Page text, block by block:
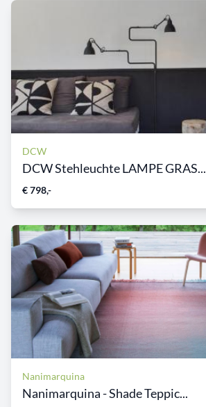
DCW
DCW Stehleuchte LAMPE GRAS...
€ 798,-
Nanimarquina
Nanimarquina - Shade Teppic...